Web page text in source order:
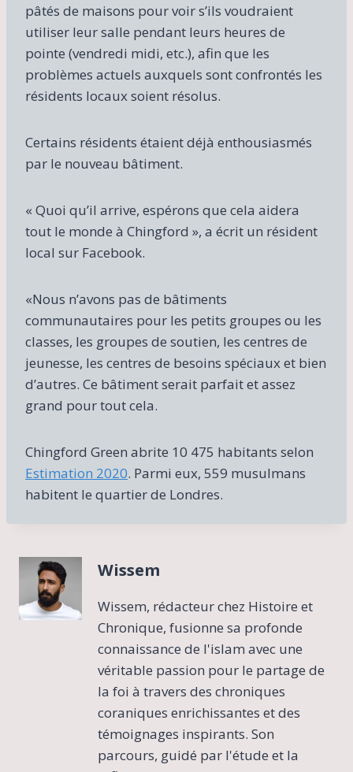
a
i
m
a
b
a
t
r
s
a
o
n
d
B
o
b
n
d
l
pâtés de maisons pour voir s’ils voudraient
utiliser leur salle pendant leurs heures de
pointe (vendredi midi, etc.), afin que les
problèmes actuels auxquels sont confrontés les
résidents locaux soient résolus.
Certains résidents étaient déjà enthousiasmés
par le nouveau bâtiment.
« Quoi qu’il arrive, espérons que cela aidera
tout le monde à Chingford », a écrit un résident
local sur Facebook.
«Nous n’avons pas de bâtiments
communautaires pour les petits groupes ou les
classes, les groupes de soutien, les centres de
jeunesse, les centres de besoins spéciaux et bien
d’autres. Ce bâtiment serait parfait et assez
grand pour tout cela.
Chingford Green abrite 10 475 habitants selon
Estimation 2020. Parmi eux, 559 musulmans
habitent le quartier de Londres.
Wissem
Wissem, rédacteur chez Histoire et
Chronique, fusionne sa profonde
connaissance de l'islam avec une
véritable passion pour le partage de
la foi à travers des chroniques
coraniques enrichissantes et des
témoignages inspirants. Son
parcours, guidé par l'étude et la